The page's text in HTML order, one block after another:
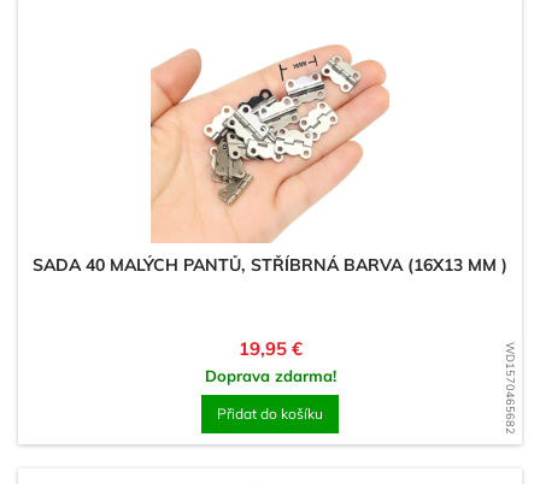
WD1570465682
SADA 40 MALÝCH PANTŮ, STŘÍBRNÁ BARVA (16X13 MM )
Cena
19,95 €
Doprava zdarma!
Přidat do košíku